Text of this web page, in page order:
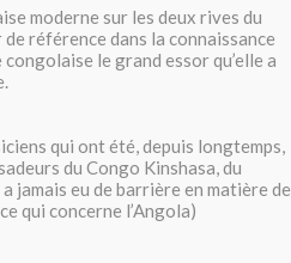
moderne sur les deux rives du
référence dans la connaissance
le grand essor qu’elle a
qui ont été, depuis longtemps,
du Congo Kinshasa, du
jamais eu de barrière en matière de
qui concerne l’Angola)